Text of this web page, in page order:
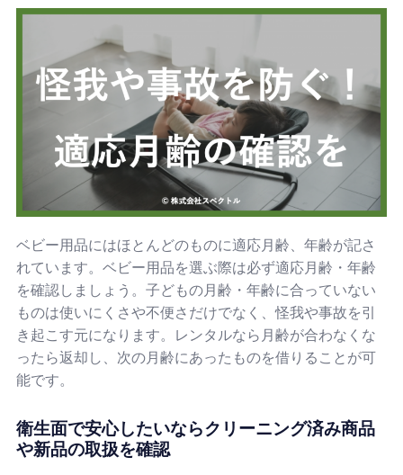
ベビー用品にはほとんどのものに適応月齢、年齢が記さ
れています。ベビー用品を選ぶ際は必ず適応月齢・年齢
を確認しましょう。子どもの月齢・年齢に合っていない
ものは使いにくさや不便さだけでなく、怪我や事故を引
き起こす元になります。レンタルなら月齢が合わなくな
ったら返却し、次の月齢にあったものを借りることが可
能です。
衛生面で安心したいならクリーニング済み商品
や新品の取扱を確認